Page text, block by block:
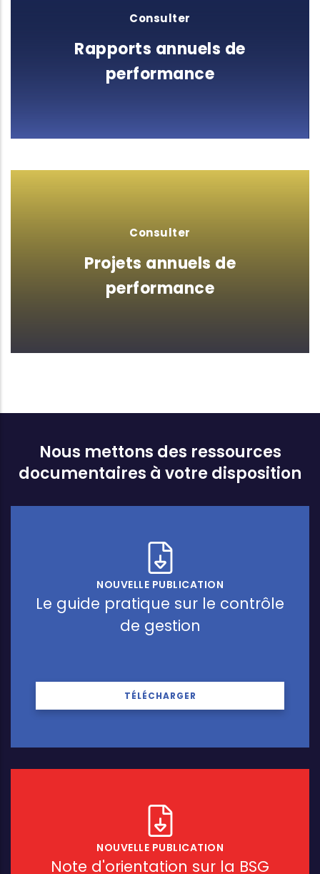
Consulter
Rapports annuels de
performance
Consulter
Projets annuels de
performance
Nous mettons des ressources
documentaires à votre disposition
NOUVELLE PUBLICATION
Le guide pratique sur le contrôle
de gestion
TÉLÉCHARGER
NOUVELLE PUBLICATION
Note d'orientation sur la BSG